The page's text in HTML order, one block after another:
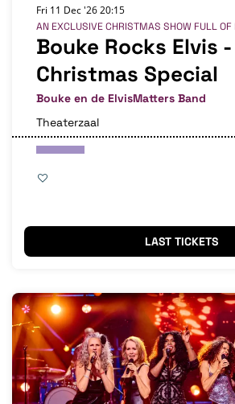
Bouke Rocks Elvis -
Christmas Special
Bouke en de ElvisMatters Band
AN EXCLUSIVE CHRISTMAS SHOW FULL OF
Fri 11 Dec '2620:15
Theaterzaal
LAST TICKETS